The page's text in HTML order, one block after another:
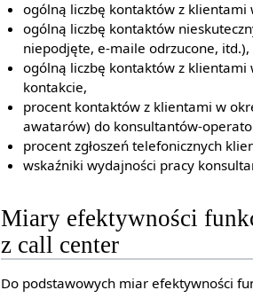
ogólną liczbę kontaktów z klientami
ogólną liczbę kontaktów
niepodjęte, e-maile odrzucone, itd.),
ogólną liczbę kontaktów z klientami
kontakcie,
procent kontaktów z klientami w
awatarów) do konsultantów-
procent zgłoszeń telefonicznych
wskaźniki wydajności pracy
Miary efektywności
z call center
Do podstawowych miar efektywności